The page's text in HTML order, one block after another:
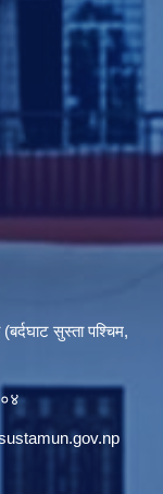
सुस्ता पश्चिम,